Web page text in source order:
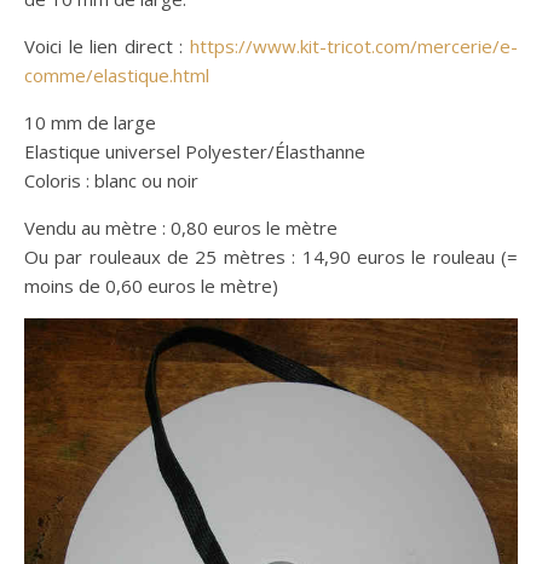
Voici le lien direct : https://www.kit-tricot.com/mercerie/e-
comme/elastique.html
10 mm de large
Elastique universel Polyester/Élasthanne
Coloris : blanc ou noir
Vendu au mètre : 0,80 euros le mètre
Ou par rouleaux de 25 mètres : 14,90 euros le rouleau (=
moins de 0,60 euros le mètre)